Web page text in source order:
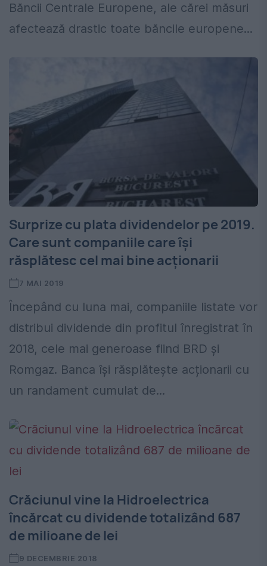
Băncii Centrale Europene, ale cărei măsuri
afectează drastic toate băncile europene...
Surprize cu plata dividendelor pe 2019.
Care sunt companiile care își
răsplătesc cel mai bine acționarii
7 MAI 2019
Începând cu luna mai, companiile listate vor
distribui dividende din profitul înregistrat în
2018, cele mai generoase fiind BRD și
Romgaz. Banca își răsplătește acționarii cu
un randament cumulat de...
Crăciunul vine la Hidroelectrica
încărcat cu dividende totalizând 687
de milioane de lei
9 DECEMBRIE 2018